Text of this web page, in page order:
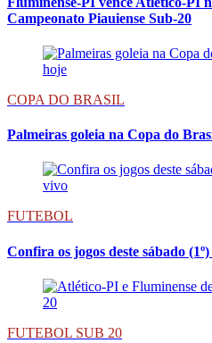
Campeonato Piauiense Sub-20
COPA DO BRASIL
Palmeiras goleia na Copa do
FUTEBOL
Confira os jogos deste sábado
FUTEBOL SUB 20